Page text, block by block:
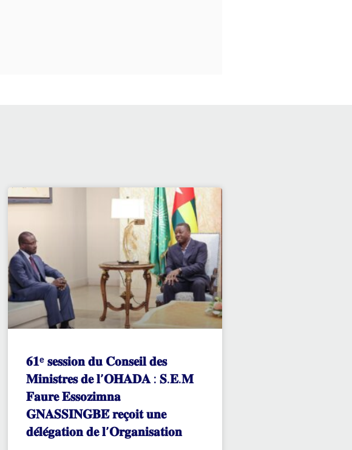
𝟔𝟏ᵉ 𝐬𝐞𝐬𝐬𝐢𝐨𝐧 𝐝𝐮 𝐂𝐨𝐧𝐬𝐞𝐢𝐥 𝐝𝐞𝐬
𝐌𝐢𝐧𝐢𝐬𝐭𝐫𝐞𝐬 𝐝𝐞 𝐥’𝐎𝐇𝐀𝐃𝐀 : 𝐒.𝐄.𝐌
𝐅𝐚𝐮𝐫𝐞 𝐄𝐬𝐬𝐨𝐳𝐢𝐦𝐧𝐚
𝐆𝐍𝐀𝐒𝐒𝐈𝐍𝐆𝐁𝐄́ 𝐫𝐞𝐜̧𝐨𝐢𝐭 𝐮𝐧𝐞
𝐝𝐞́𝐥𝐞́𝐠𝐚𝐭𝐢𝐨𝐧 𝐝𝐞 𝐥’𝐎𝐫𝐠𝐚𝐧𝐢𝐬𝐚𝐭𝐢𝐨𝐧